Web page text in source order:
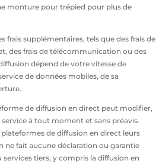
monture pour trépied pour plus de
frais supplémentaires, tels que des frais de
des frais de télécommunication ou des
dépend de votre vitesse de
de données mobiles, de sa
de diffusion en direct peut modifier,
à tout moment et sans préavis.
de diffusion en direct leurs
ne fait aucune déclaration ou garantie
tiers, y compris la diffusion en